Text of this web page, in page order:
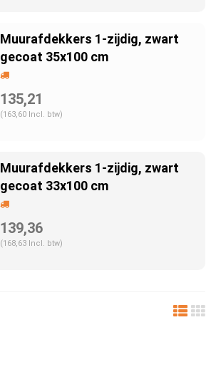
Muurafdekkers 1-zijdig, zwart
gecoat 35x100 cm
135,21
(163,60 Incl. btw)
Muurafdekkers 1-zijdig, zwart
gecoat 33x100 cm
139,36
(168,63 Incl. btw)